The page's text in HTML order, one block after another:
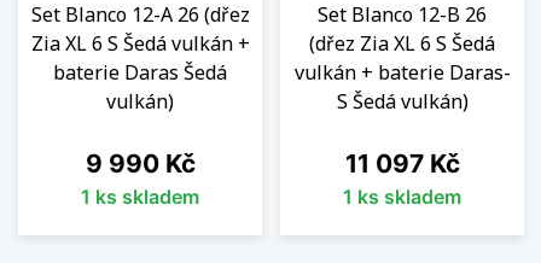
Set Blanco 12-A 26 (dřez
Zia XL 6 S Šedá vulkán +
baterie Daras Šedá
vulkán)
Cena
9 990 Kč
1 ks skladem
Set Blanco 12-B 26
(dřez Zia XL 6 S Šedá
vulkán + baterie Daras-
S Šedá vulkán)
Cena
11 097 Kč
1 ks skladem